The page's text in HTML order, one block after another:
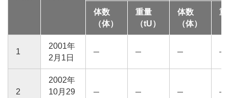
体数
（体）
重量
（tU）
体数
（体）
重
1
2001年
2月1日
2
2002年
10月29